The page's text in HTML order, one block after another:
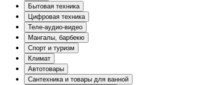
Бытовая техника
Цифровая техника
Теле-аудио-видео
Мангалы, барбекю
Спорт и туризм
Климат
Автотовары
Сантехника и товары для ванной